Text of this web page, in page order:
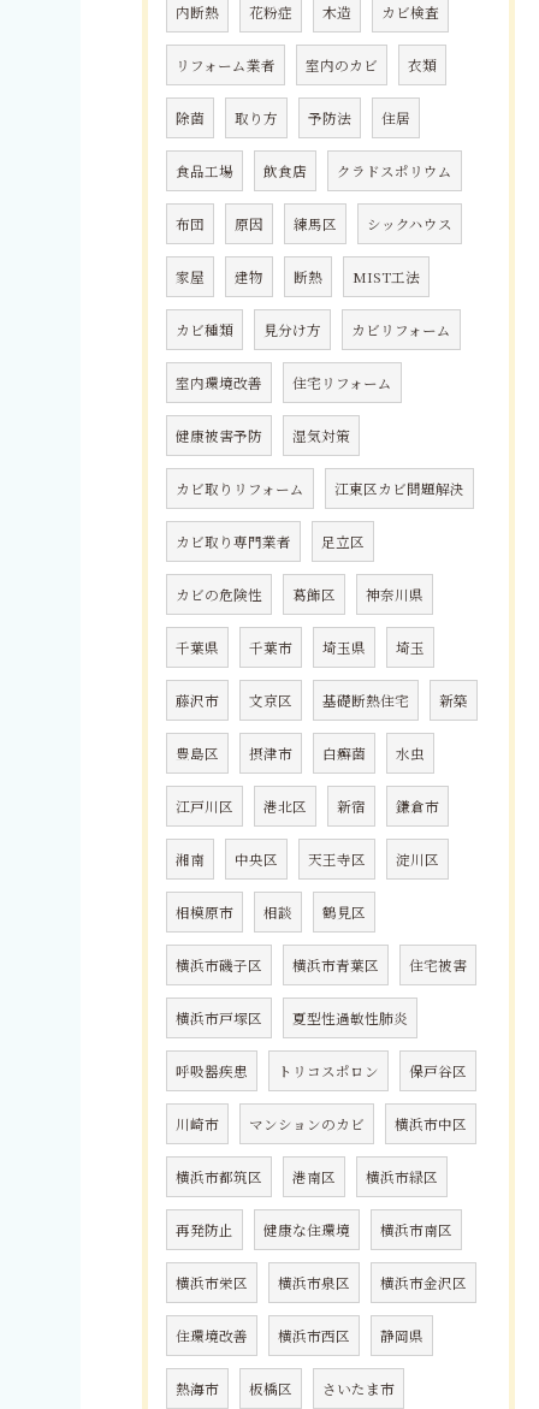
内断熱 花粉症 木造 カビ検査
リフォーム業者 室内のカビ 衣類
除菌 取り方 予防法 住居
食品工場 飲食店 クラドスポリウム
布団 原因 練馬区 シックハウス
家屋 建物 断熱 MIST工法
カビ種類 見分け方 カビリフォーム
室内環境改善 住宅リフォーム
健康被害予防 湿気対策
カビ取りリフォーム 江東区カビ問題解決
カビ取り専門業者 足立区
カビの危険性 葛飾区 神奈川県
千葉県 千葉市 埼玉県 埼玉
藤沢市 文京区 基礎断熱住宅 新築
豊島区 摂津市 白癬菌 水虫
江戸川区 港北区 新宿 鎌倉市
湘南 中央区 天王寺区 淀川区
相模原市 相談 鶴見区
横浜市磯子区 横浜市青葉区 住宅被害
横浜市戸塚区 夏型性過敏性肺炎
呼吸器疾患 トリコスポロン 保戸谷区
川崎市 マンションのカビ 横浜市中区
横浜市都筑区 港南区 横浜市緑区
再発防止 健康な住環境 横浜市南区
横浜市栄区 横浜市泉区 横浜市金沢区
住環境改善 横浜市西区 静岡県
熱海市 板橋区 さいたま市